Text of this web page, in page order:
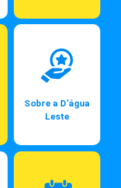
Sobre a D'água
Leste